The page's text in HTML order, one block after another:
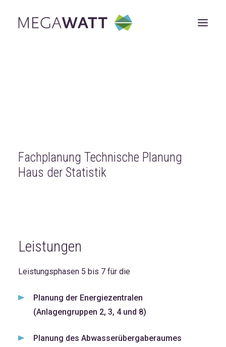
Fachplanung Technische Planung
Haus der Statistik
Leistungen
Leistungsphasen 5 bis 7 für die
Planung der Energiezentralen
(Anlagengruppen 2, 3, 4 und 8)
Planung des Abwasserübergaberaumes